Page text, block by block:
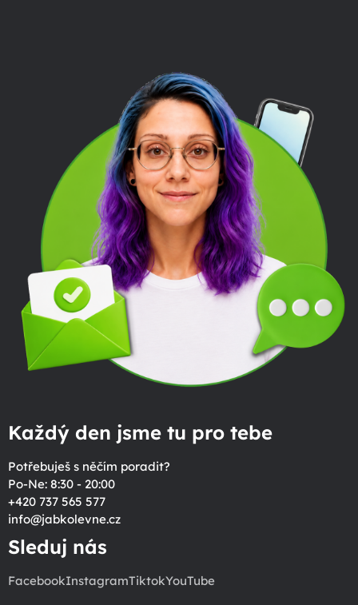
Každý den jsme tu pro tebe
Potřebuješ s něčím poradit?
Po-Ne: 8:30 - 20:00
+420 737 565 577
info@jabkolevne.cz
Sleduj nás
FacebookInstagramTiktokYouTube